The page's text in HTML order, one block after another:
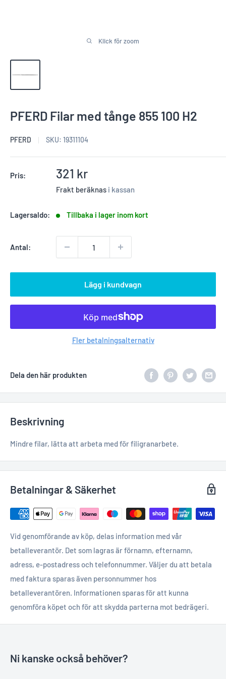
Klick för zoom
PFERD Filar med tånge 855 100 H2
PFERD SKU: 19311104
Pris: Reapris
321 kr
Frakt beräknas i kassan
Lagersaldo: Tillbaka i lager inom kort
Antal:
Lägg i kundvagn
Fler betalningsalternativ
Dela den här produkten
Beskrivning
Mindre filar, lätta att arbeta med för filigranarbete.
Betalningar & Säkerhet
Vid genomförande av köp, delas information med vår
betalleverantör. Det som lagras är förnamn, efternamn,
adress, e-postadress och telefonnummer. Väljer du att betala
med faktura sparas även personnummer hos
betalleverantören. Informationen sparas för att kunna
genomföra köpet och för att skydda parterna mot bedrägeri.
Ni kanske också behöver?